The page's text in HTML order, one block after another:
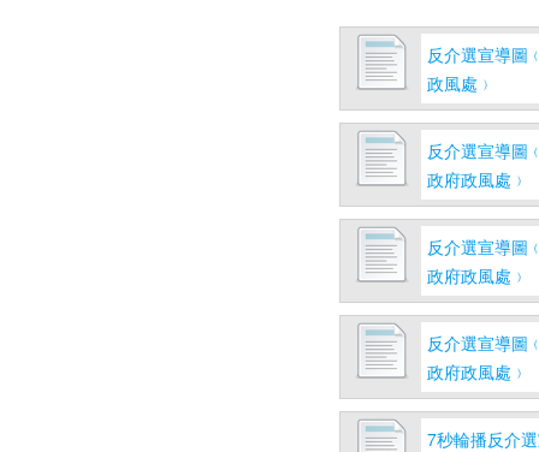
反介選宣導圖
政風處﹚
反介選宣導圖
政府政風處﹚
反介選宣導圖
政府政風處﹚
反介選宣導圖
政府政風處﹚
7秒輪播反介